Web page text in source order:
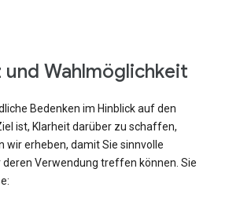
und Wahlmöglichkeit
Bedenken im Hinblick auf den
ist, Klarheit darüber zu schaffen,
wir erheben, damit Sie sinnvolle
deren Verwendung treffen können. Sie